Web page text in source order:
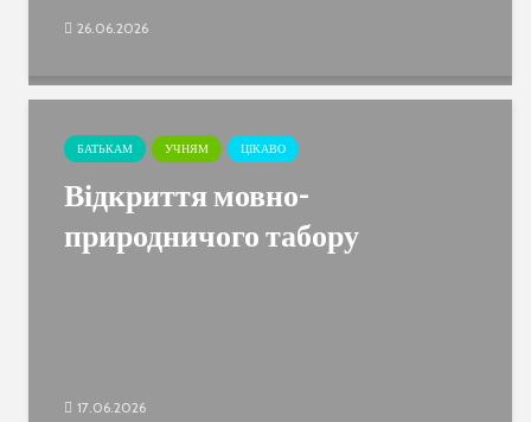
26.06.2026
БАТЬКАМ УЧНЯМ ЦІКАВО
Відкриття мовно-
природничого табору
17.06.2026